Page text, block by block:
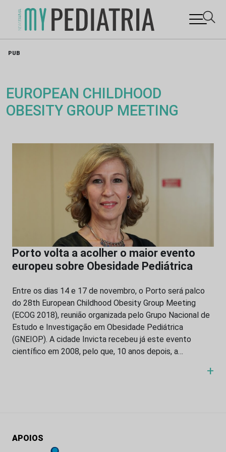
PUB
EUROPEAN CHILDHOOD
OBESITY GROUP MEETING
Porto volta a acolher o maior evento
europeu sobre Obesidade Pediátrica
Entre os dias 14 e 17 de novembro, o Porto será palco
do 28th European Childhood Obesity Group Meeting
(ECOG 2018), reunião organizada pelo Grupo Nacional de
Estudo e Investigação em Obesidade Pediátrica
(GNEIOP). A cidade Invicta recebeu já este evento
científico em 2008, pelo que, 10 anos depois, a…
+
APOIOS